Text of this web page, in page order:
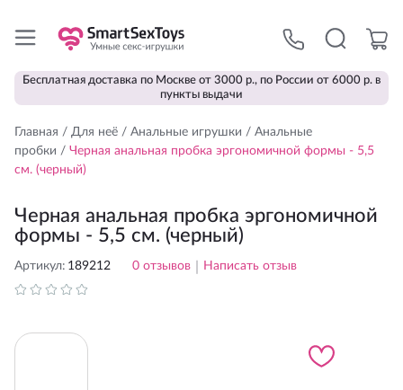
Бесплатная доставка по Москве от 3000 р., по России от 6000 р. в
пункты выдачи
Главная / Для неё / Анальные игрушки / Анальные
пробки / Черная анальная пробка эргономичной формы - 5,5
см. (черный)
Черная анальная пробка эргономичной
формы - 5,5 см. (черный)
Артикул: 189212 0 отзывов Написать отзыв